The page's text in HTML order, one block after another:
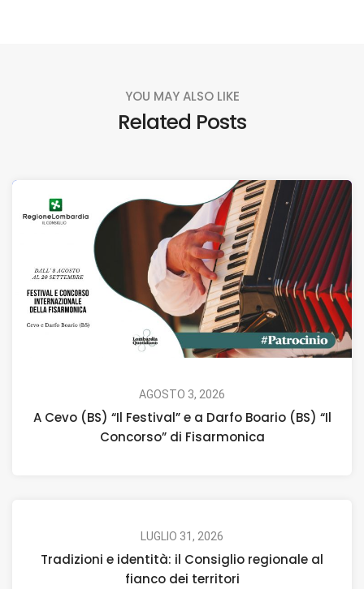
YOU MAY ALSO LIKE
Related Posts
AGOSTO 3, 2026
A Cevo (BS) “Il Festival” e a Darfo Boario (BS) “Il
Concorso” di Fisarmonica
LUGLIO 31, 2026
Tradizioni e identità: il Consiglio regionale al
fianco dei territori